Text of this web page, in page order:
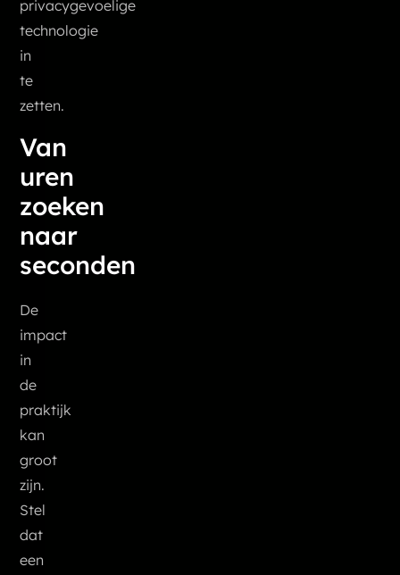
privacygevoelige
technologie
in
te
zetten.
Van
uren
zoeken
naar
seconden
De
impact
in
de
praktijk
kan
groot
zijn.
Stel
dat
een